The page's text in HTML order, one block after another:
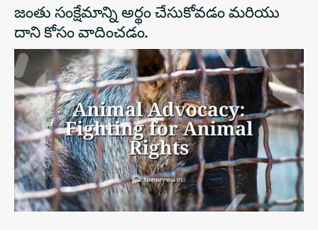
జంతు సంక్షేమాన్ని అర్థం చేసుకోవడం మరియు
దాని కోసం వాదించడం.